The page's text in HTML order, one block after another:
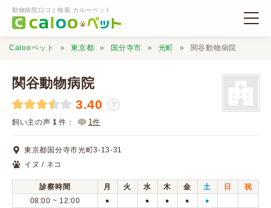
動物病院口コミ検索 カルーペット
動物病院検索
口コミ検索
Calooペットとは？
Calooペット 東京都 国分寺市 光町 関谷動物病院
関谷動物病院
3.40 ？
飼い主の声 1 件： 1件
東京都国分寺市光町3-13-31
イヌ / ネコ
診察時間 月 火 水 木 金 土 日
祝
08:00 ~ 12:00
● ● ● ● ●